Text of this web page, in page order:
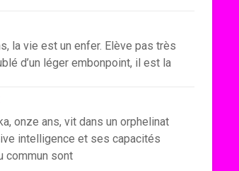
la vie est un enfer. Elève pas très
d’un léger embonpoint, il est la
onze ans, vit dans un orphelinat
intelligence et ses capacités
commun sont